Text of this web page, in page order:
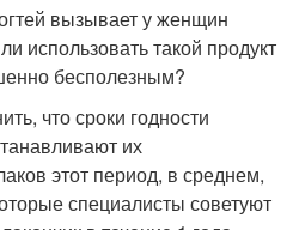
вызывает у женщин
использовать такой продукт
бесполезным?
что сроки годности
их
этот период, в среднем,
специалисты советуют